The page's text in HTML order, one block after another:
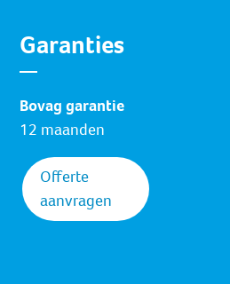
Garanties
Bovag garantie
12 maanden
Offerte
aanvragen